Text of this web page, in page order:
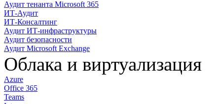
Аудит тенанта Microsoft 365
ИТ-Аудит
ИТ-Консалтинг
Аудит ИТ-инфраструктуры
Аудит безопасности
Аудит Microsoft Exchange
Облака и виртуализация
Azure
Office 365
Teams